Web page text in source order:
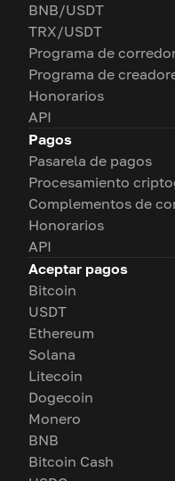
BNB/USDT
TRX/USDT
Programa de
Programa de
Honorarios
API
Pagos
Pasarela de pagos
Procesamiento
Complementos de
Honorarios
API
Aceptar pagos
Bitcoin
USDT
Ethereum
Solana
Litecoin
Dogecoin
Monero
BNB
Bitcoin Cash